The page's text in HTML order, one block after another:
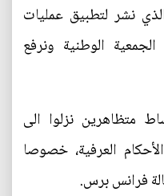
نشر لتطبيق عمليات
الوطنية ونرفع
متظاهرين نزلوا الى
العرفية، خصوصا
فرانس برس.